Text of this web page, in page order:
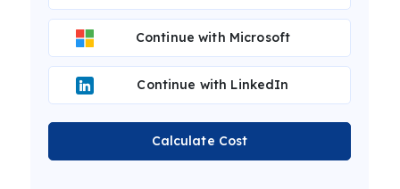
Continue with Microsoft
Continue with LinkedIn
Calculate Cost